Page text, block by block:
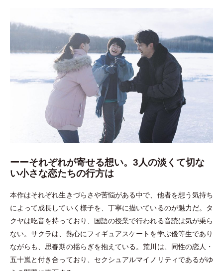
ーーそれぞれが寄せる想い。3人の淡くて切な
い小さな恋たちの行方は
本作はそれぞれ生きづらさや苦悩がある中で、他者を想う気持ち
によって成長していく様子を、丁寧に描いているのが魅力だ。タ
クヤは吃音を持っており、国語の授業で行われる音読は気が乗ら
ない。サクラは、熱心にフィギュアスケートを学ぶ優等生であり
ながらも、思春期の揺らぎを抱えている。荒川は、同性の恋人 ・
五十嵐と付き合っており、セクシュアルマイノリティであるがゆ